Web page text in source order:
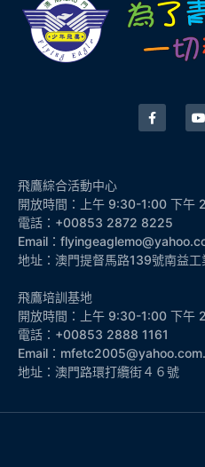
飛鷹綜合活動中心
開放時間：上午 9:30-1:00 下午
電話：+00853 2872 8225
Email：
地址：澳門提督馬路139號南益
飛鷹培訓基地
開放時間：上午 9:30-1:00 下午
電話：+00853 2888 1161
Email：
地址：澳門路環打纜街４６號